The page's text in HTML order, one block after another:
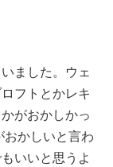
ビア語
ライナ語
アチア語
コ語
ました。ウェ
フトとかレキ
がおかしかっ
かしいと言わ
いいと思うよ